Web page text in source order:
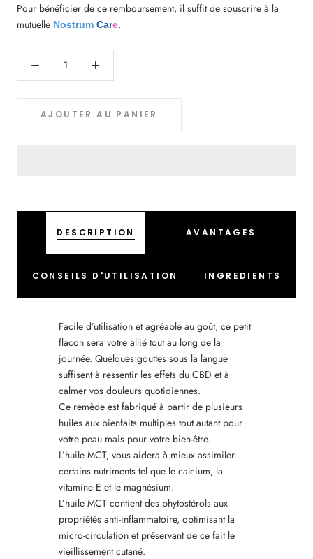
Pour bénéficier de ce remboursement, il suffit de souscrire à la
mutuelle Nostrum Care.
AJOUTER AU PANIER
DESCRIPTION AVANTAGES
CONSEILS D'UTILISATION INGREDIENTS
Facile d’utilisation et agréable au goût, ce petit
flacon sera votre allié tout au long de la
journée. Quelques gouttes sous la langue
suffisent à ressentir les effets du CBD et à
calmer vos douleurs quotidiennes.
Ce remède est fabriqué à partir de plusieurs
huiles aux bienfaits multiples tout autant pour
votre peau mais pour votre bien-être.
L’huile MCT, vous aidera à mieux assimiler
certains nutriments tel que le calcium, la
vitamine E et le magnésium.
L’huile MCT contient des phytostérols aux
propriétés anti-inflammatoire, optimisant la
micro-circulation et préservant de ce fait le
vieillissement cutané.